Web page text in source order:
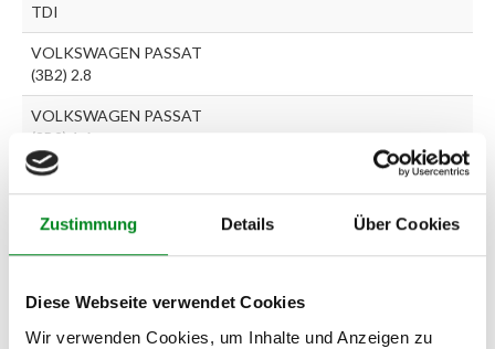
Zustimmung Details Über Cookies
Diese Webseite verwendet Cookies
Wir verwenden Cookies, um Inhalte und Anzeigen zu
TDI
VOLKSWAGEN PASSAT
(3B2) 2.8
VOLKSWAGEN PASSAT
(3B2) 1.6
VOLKSWAGEN PASSAT
(3B2) 1.8
VOLKSWAGEN PASSAT